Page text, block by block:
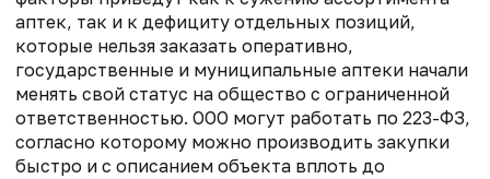
аптек, так и к дефициту отдельных позиций,
которые нельзя заказать оперативно,
государственные и муниципальные аптеки начали
менять свой статус на общество с ограниченной
ответственностью. ООО могут работать по 223-ФЗ,
согласно которому можно производить закупки
быстро и с описанием объекта вплоть до